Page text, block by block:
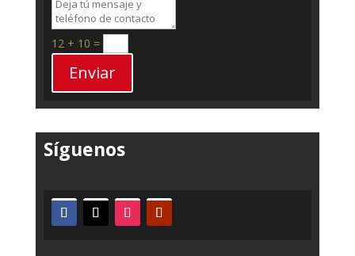
12 + 10 =
Enviar
Síguenos